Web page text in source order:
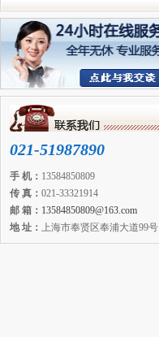
021-51987890
手 机： 13584850809
传 真： 021-33321914
邮 箱： 13584850809@163.com
地 址： 上海市奉贤区奉浦大道99号